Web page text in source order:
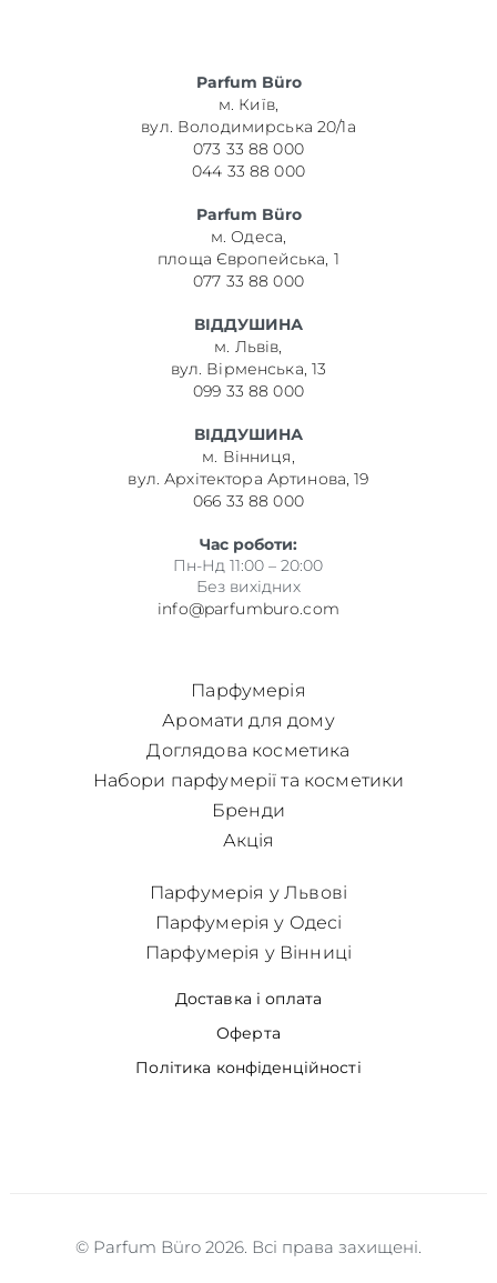
Parfum Büro
м. Київ,
вул. Володимирська 20/1а
073 33 88 000
044 33 88 000
Parfum Büro
м. Одеса,
площа Європейська, 1
077 33 88 000
ВІДДУШИНА
м. Львів,
вул. Вірменська, 13
099 33 88 000
ВІДДУШИНА
м. Вінниця,
вул. Архітектора Артинова, 19
066 33 88 000
Час роботи:
Пн-Нд 11:00 – 20:00
Без вихідних
info@parfumburo.com
Парфумерія
Аромати для дому
Доглядова косметика
Набори парфумерії та косметики
Бренди
Акція
Доставка і оплата
Оферта
Політика конфіденційності
Парфумерія у Львові
Парфумерія у Одесі
Парфумерія у Вінниці
© Parfum Büro 2026. Всі права захищені.